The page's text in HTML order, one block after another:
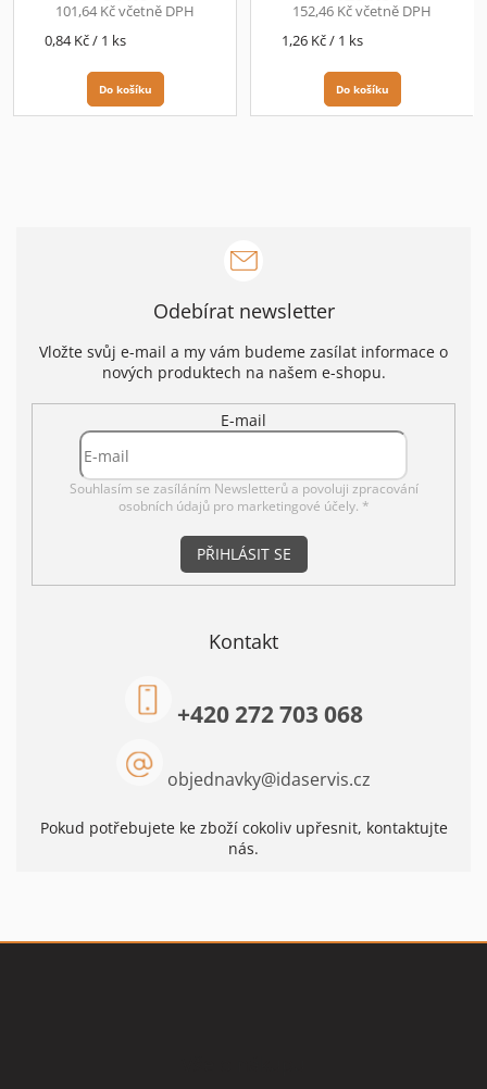
101,64 Kč včetně DPH
Měrná
0,84 Kč / 1 ks
Do košíku
152,46 Kč včetně DPH
Měrná
1,26 Kč / 1 ks
Do košíku
Odebírat newsletter
Vložte svůj e-mail a my vám budeme zasílat informace o
nových produktech na našem e-shopu.
E-mail
Souhlasím se zasíláním Newsletterů a povoluji zpracování
osobních údajů pro marketingové účely. *
PŘIHLÁSIT SE
Kontakt
objednavky@idaservis.cz
+420 272 703 068
Pokud potřebujete ke zboží cokoliv upřesnit, kontaktujte
nás.
Z